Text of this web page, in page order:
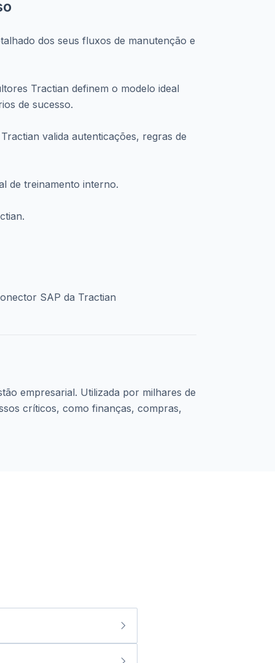
dos seus fluxos de manutenção e
Tractian definem o modelo ideal
de sucesso.
valida autenticações, regras de
de treinamento interno.
SAP da Tractian
empresarial. Utilizada por milhares de
críticos, como finanças, compras,
do S/4HANA, tanto